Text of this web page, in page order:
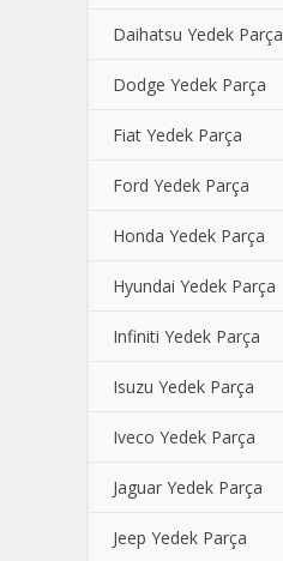
Daihatsu Yedek Parça
Dodge Yedek Parça
Fiat Yedek Parça
Ford Yedek Parça
Honda Yedek Parça
Hyundai Yedek Parça
Infiniti Yedek Parça
Isuzu Yedek Parça
Iveco Yedek Parça
Jaguar Yedek Parça
Jeep Yedek Parça